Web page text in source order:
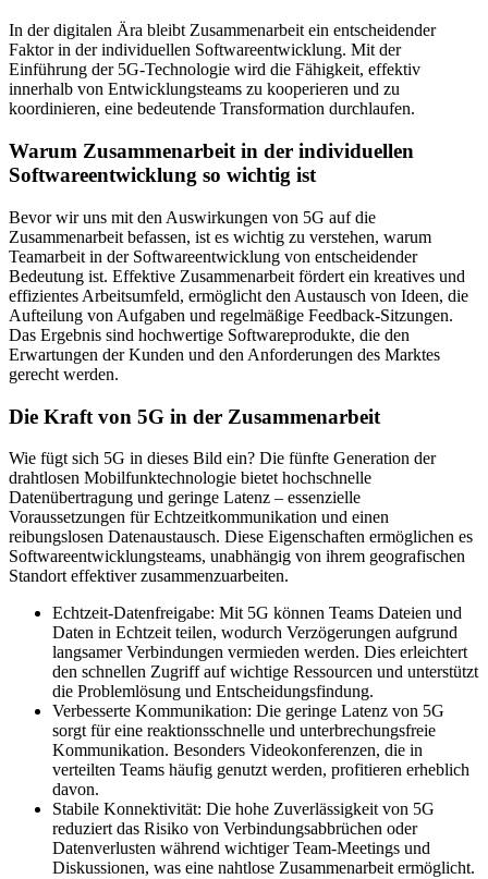
In der digitalen Ära bleibt Zusammenarbeit ein entscheidender
Faktor in der individuellen Softwareentwicklung. Mit der
Einführung der 5G-Technologie wird die Fähigkeit, effektiv
innerhalb von Entwicklungsteams zu kooperieren und zu
koordinieren, eine bedeutende Transformation durchlaufen.
Warum Zusammenarbeit in der individuellen
Softwareentwicklung so wichtig ist
Bevor wir uns mit den Auswirkungen von 5G auf die
Zusammenarbeit befassen, ist es wichtig zu verstehen, warum
Teamarbeit in der Softwareentwicklung von entscheidender
Bedeutung ist. Effektive Zusammenarbeit fördert ein kreatives und
effizientes Arbeitsumfeld, ermöglicht den Austausch von Ideen, die
Aufteilung von Aufgaben und regelmäßige Feedback-Sitzungen.
Das Ergebnis sind hochwertige Softwareprodukte, die den
Erwartungen der Kunden und den Anforderungen des Marktes
gerecht werden.
Die Kraft von 5G in der Zusammenarbeit
Wie fügt sich 5G in dieses Bild ein? Die fünfte Generation der
drahtlosen Mobilfunktechnologie bietet hochschnelle
Datenübertragung und geringe Latenz – essenzielle
Voraussetzungen für Echtzeitkommunikation und einen
reibungslosen Datenaustausch. Diese Eigenschaften ermöglichen es
Softwareentwicklungsteams, unabhängig von ihrem geografischen
Standort effektiver zusammenzuarbeiten.
Echtzeit-Datenfreigabe: Mit 5G können Teams Dateien und
Daten in Echtzeit teilen, wodurch Verzögerungen aufgrund
langsamer Verbindungen vermieden werden. Dies erleichtert
den schnellen Zugriff auf wichtige Ressourcen und unterstützt
die Problemlösung und Entscheidungsfindung.
Verbesserte Kommunikation: Die geringe Latenz von 5G
sorgt für eine reaktionsschnelle und unterbrechungsfreie
Kommunikation. Besonders Videokonferenzen, die in
verteilten Teams häufig genutzt werden, profitieren erheblich
davon.
Stabile Konnektivität: Die hohe Zuverlässigkeit von 5G
reduziert das Risiko von Verbindungsabbrüchen oder
Datenverlusten während wichtiger Team-Meetings und
Diskussionen, was eine nahtlose Zusammenarbeit ermöglicht.